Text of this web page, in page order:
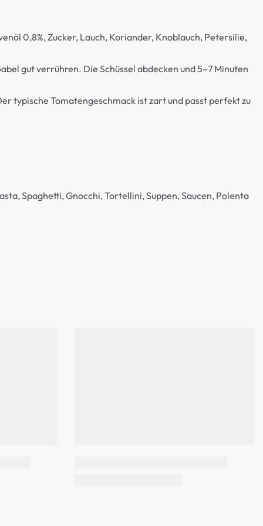
0,8%, Zucker, Lauch, Koriander, Knoblauch, Petersilie,
gut verrühren. Die Schüssel abdecken und 5–7 Minuten
typische Tomatengeschmack ist zart und passt perfekt zu
Spaghetti, Gnocchi, Tortellini, Suppen, Saucen, Polenta